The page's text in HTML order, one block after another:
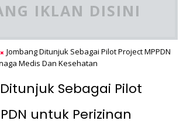
IKLAN DISINI
Jombang Ditunjuk Sebagai Pilot Project MPPDN
Medis Dan Kesehatan
Sebagai Pilot
untuk Perizinan